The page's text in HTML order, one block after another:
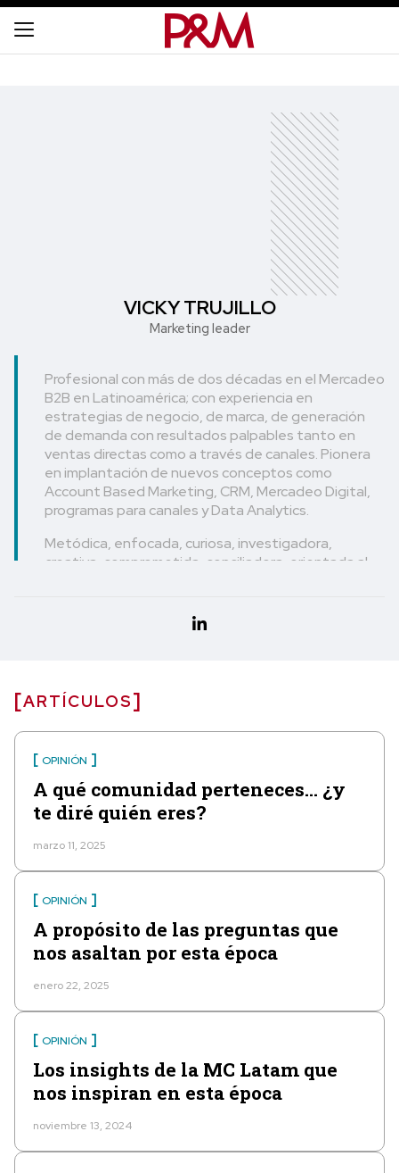
VICKY TRUJILLO
Marketing leader
Profesional con más de dos décadas en el Mercadeo
B2B en Latinoamérica; con experiencia en
estrategias de negocio, de marca, de generación
de demanda con resultados palpables tanto en
ventas directas como a través de canales. Pionera
en implantación de nuevos conceptos como
Account Based Marketing, CRM, Mercadeo Digital,
programas para canales y Data Analytics.
Metódica, enfocada, curiosa, investigadora,
creativa, comprometida, conciliadora, orientada al
ARTÍCULOS
OPINIÓN
A qué comunidad perteneces… ¿y
te diré quién eres?
marzo 11, 2025
OPINIÓN
A propósito de las preguntas que
nos asaltan por esta época
enero 22, 2025
OPINIÓN
Los insights de la MC Latam que
nos inspiran en esta época
noviembre 13, 2024